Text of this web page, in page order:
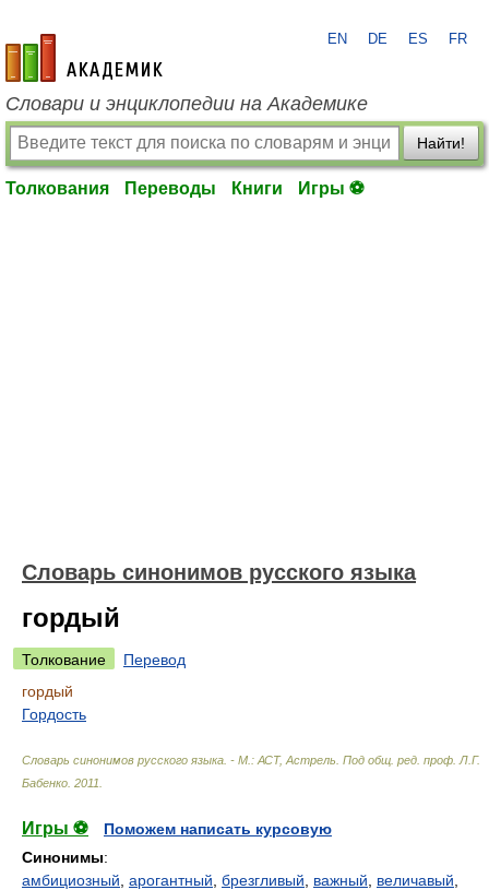
academic.ru
EN DE ES FR
Словари и энциклопедии на Академике
Найти!
Толкования Переводы Книги Игры ⚽
Словарь синонимов русского языка
гордый
Толкование
Перевод
гордый
Гордость
Словарь синонимов русского языка. - М.: АСТ, Астрель Под общ. ред. проф. Л.Г.
Бабенко 2011
Игры ⚽
Поможем написать курсовую
Синонимы:
амбициозный арогантный брезгливый важный величавый